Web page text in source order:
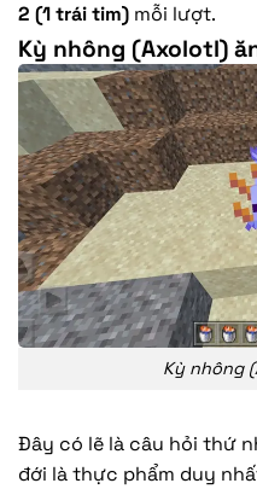
2 (1 trái tim) mỗi lượt.
Kỳ nhông (Axolotl)
Kỳ nhông
Đây có lẽ là câu hỏi thứ
đới là thực phẩm duy